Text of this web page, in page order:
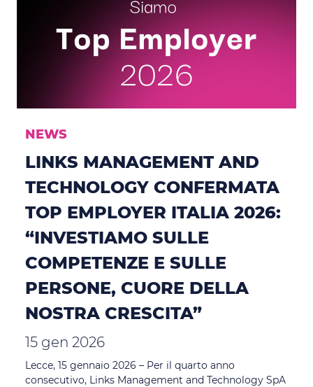
NEWS
LINKS MANAGEMENT AND
TECHNOLOGY CONFERMATA
TOP EMPLOYER ITALIA 2026:
“INVESTIAMO SULLE
COMPETENZE E SULLE
PERSONE, CUORE DELLA
NOSTRA CRESCITA”
15 gen 2026
Lecce, 15 gennaio 2026 – Per il quarto anno
consecutivo, Links Management and Technology SpA